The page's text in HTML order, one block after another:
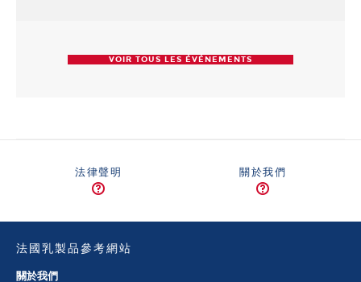
VOIR TOUS LES ÉVÉNEMENTS
法律聲明 關於我們
法國乳製品參考網站
關於我們